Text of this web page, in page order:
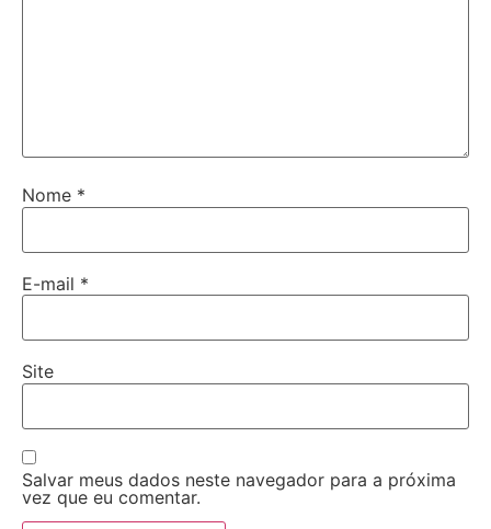
Nome *
E-mail *
Site
Salvar meus dados neste navegador para a próxima
vez que eu comentar.